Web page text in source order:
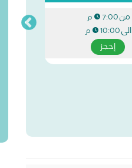
من7:00 م
الى10:00 م
إحجز